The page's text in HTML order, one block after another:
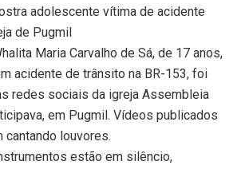
adolescente vítima de acidente
de Pugmil
Maria Carvalho de Sá, de 17 anos,
acidente de trânsito na BR-153, foi
redes sociais da igreja Assembleia
em Pugmil. Vídeos publicados
cantando louvores.
estão em silêncio,